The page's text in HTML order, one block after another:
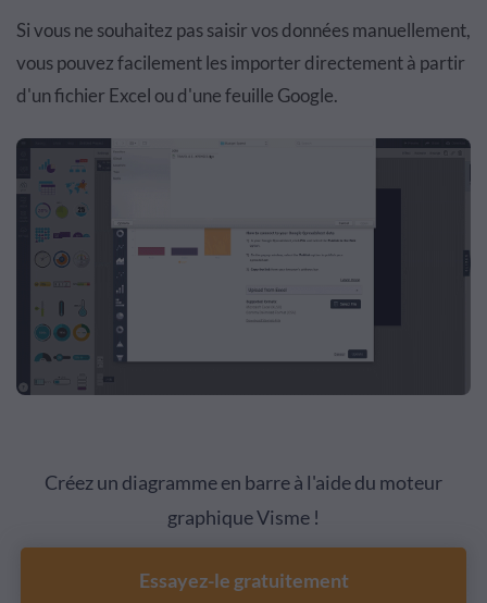
Si vous ne souhaitez pas saisir vos données manuellement,
vous pouvez facilement les importer directement à partir
d'un fichier Excel ou d'une feuille Google.
Créez un diagramme en barre à l'aide du moteur
graphique Visme !
Essayez-le gratuitement